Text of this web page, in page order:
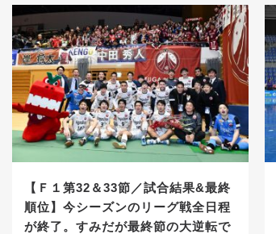
【Ｆ１第32＆33節／試合結果&最終
順位】今シーズンのリーグ戦全日程
が終了。すみだが最終節の大逆転で